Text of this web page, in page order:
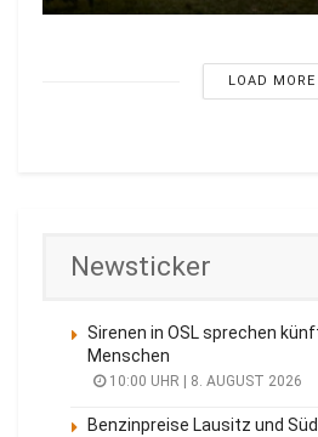
LOAD MORE
Newsticker
Sirenen in OSL sprechen
Menschen
10:00 UHR | 8. AUGUST 2026
Benzinpreise Lausitz und